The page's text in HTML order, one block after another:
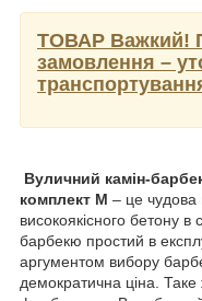
ТОВАР Важкий!
замовлення –
Вуличний камін-
комплект M – це чудова
високоякісного бетону в
барбекю простий в
аргументом вибору
демократична ціна.